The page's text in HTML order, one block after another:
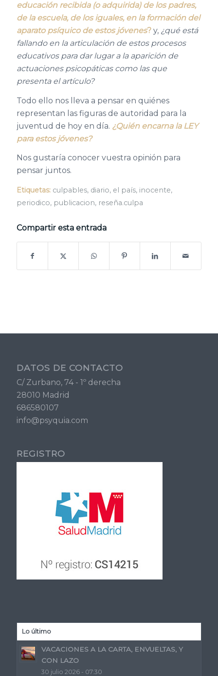
educación recibida (o adquirida) de los padres,
de la escuela, de los iguales, en la formación del
aparato psíquico de estos jóvenes?y, ¿qué está
fallando en la articulación de estos procesos
educativos para dar lugar a la aparición de
actuaciones psicopáticas como las que
presenta el artículo?
Todo ello nos lleva a pensar en quiénes
representan las figuras de autoridad para la
juventud de hoy en día. ¿Quién encarna la LEY
para estos jóvenes?
Nos gustaría conocer vuestra opinión para
pensar juntos.
Etiquetas: culpables, diario, el país, inocente,
periodico, publicacion, reseña.culpa
Compartir esta entrada
DATOS DE CONTACTO
C/ Zurbano, 74 - 1º derecha
28010 Madrid
686580107
info@psyquia.com
REGISTRO
Lo último
VACACIONES A LA CARTA, ENVUELTAS, Y
CON LAZO
30 julio 2026 - 07:30